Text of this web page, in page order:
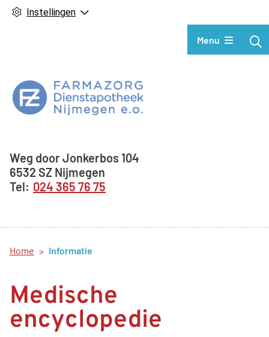
Instellingen
Hoofdmenu
Menu
Adresgegevens
Weg door Jonkerbos 104
6532 SZ Nijmegen
024 365 76 75
Home Informatie
Medische
encyclopedie